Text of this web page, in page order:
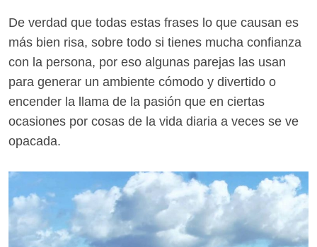
De verdad que todas estas frases lo que causan es
más bien risa, sobre todo si tienes mucha confianza
con la persona, por eso algunas parejas las usan
para generar un ambiente cómodo y divertido o
encender la llama de la pasión que en ciertas
ocasiones por cosas de la vida diaria a veces se ve
opacada.